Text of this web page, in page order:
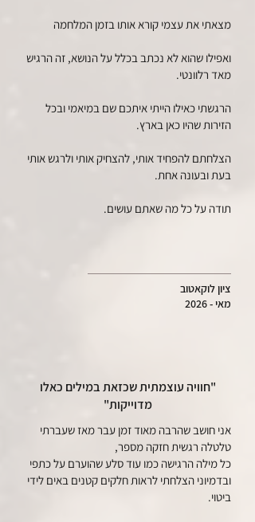
מצאתי את עצמי קורא אותו בזמן המלחמה
ואפילו שהוא לא נכתב בכלל על הנושא, זה הרגיש
מאד רלוונטי.
הרגשתי כאילו הייתי איתכם שם במיאמי ובכל
הזירות שהיו כאן בארץ.
הצלחתם להפחיד אותי, להצחיק אותי ולרגש אותי
בעת ובעונה אחת.
תודה על כל מה שאתם עושים.
ציון לוקאטוב
מאי - 2026
"חוויה עוצמתית שכזאת במילים כאלו
מדוייקות"
אני חושב שהרבה מאוד זמן עבר מאז שעברתי
טלטלה רגשית חזקה מספר,
כל מילה הרגישה כמו עוד סלע שהוערם על כתפי
ובדמיוני הצלחתי לראות חלקים קטנים באים לידי
ביטוי.